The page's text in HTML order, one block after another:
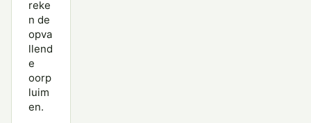
reke
n de
opva
llend
e
oorp
luim
en.